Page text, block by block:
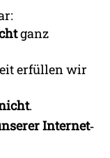
ganz
erfüllen wir
.
Internet‐